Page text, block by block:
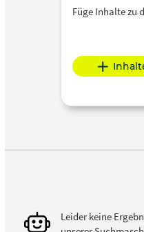
Füge Inhalte zu
Leider keine